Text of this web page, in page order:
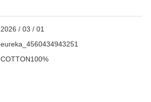
2026 / 03 / 01
eureka_4560434943251
COTTON100%